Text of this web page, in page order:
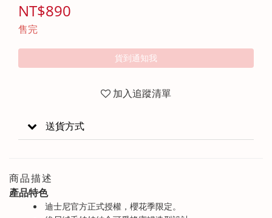
NT$890
售完
貨到通知我
加入追蹤清單
送貨方式
商品描述
產品特色
迪士尼官方正式授權，櫻花季限定。